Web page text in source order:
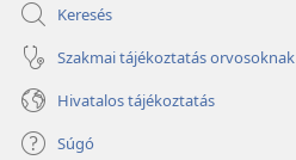
Keresés
Szakmai tájékoztatás orvosoknak
Hivatalos tájékoztatás
Súgó